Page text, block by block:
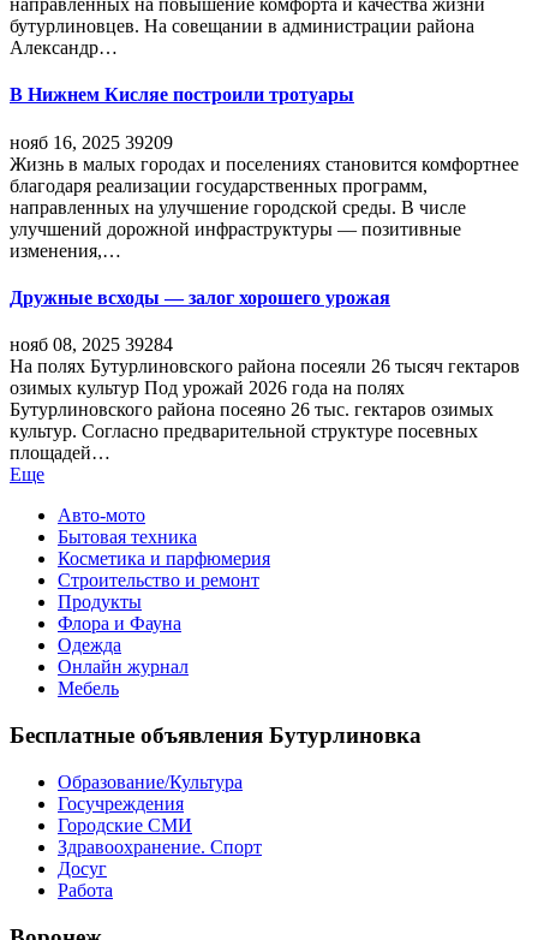
направленных на повышение комфорта и качества жизни
бутурлиновцев. На совещании в администрации района
Александр…
В Нижнем Кисляе построили тротуары
нояб 16, 2025 39209
Жизнь в малых городах и поселениях становится комфортнее
благодаря реализации государственных программ,
направленных на улучшение городской среды. В числе
улучшений дорожной инфраструктуры — позитивные
изменения,…
Дружные всходы — залог хорошего урожая
нояб 08, 2025 39284
На полях Бутурлиновского района посеяли 26 тысяч гектаров
озимых культур Под урожай 2026 года на полях
Бутурлиновского района посеяно 26 тыс. гектаров озимых
культур. Согласно предварительной структуре посевных
площадей…
Еще
Авто-мото
Бытовая техника
Косметика и парфюмерия
Строительство и ремонт
Продукты
Флора и Фауна
Одежда
Онлайн журнал
Мебель
Бесплатные объявления Бутурлиновка
Образование/Культура
Госучреждения
Городские СМИ
Здравоохранение. Спорт
Досуг
Работа